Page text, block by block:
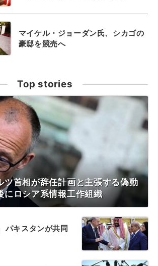
マイケル・ジョーダン氏、シカゴの
豪邸を競売へ
Top stories
ツ首相が辞任計画と主張する偽動
にロシア系情報工作組織
パキスタンが共同